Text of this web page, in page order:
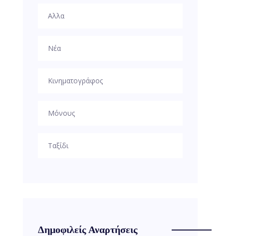
Αλλα
Νέα
Κινηματογράφος
Μόνους
Ταξίδι
Δημοφιλείς Αναρτήσεις